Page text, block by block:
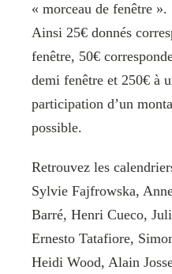
« morceau de fenêtre ».
Ainsi 25€ donnés
fenêtre, 50€
demi fenêtre et 250€ à
participation d’un
possible.
Retrouvez les
Sylvie Fajfrowska,
Barré, Henri Cueco,
Ernesto Tatafiore,
Heidi Wood, Alain